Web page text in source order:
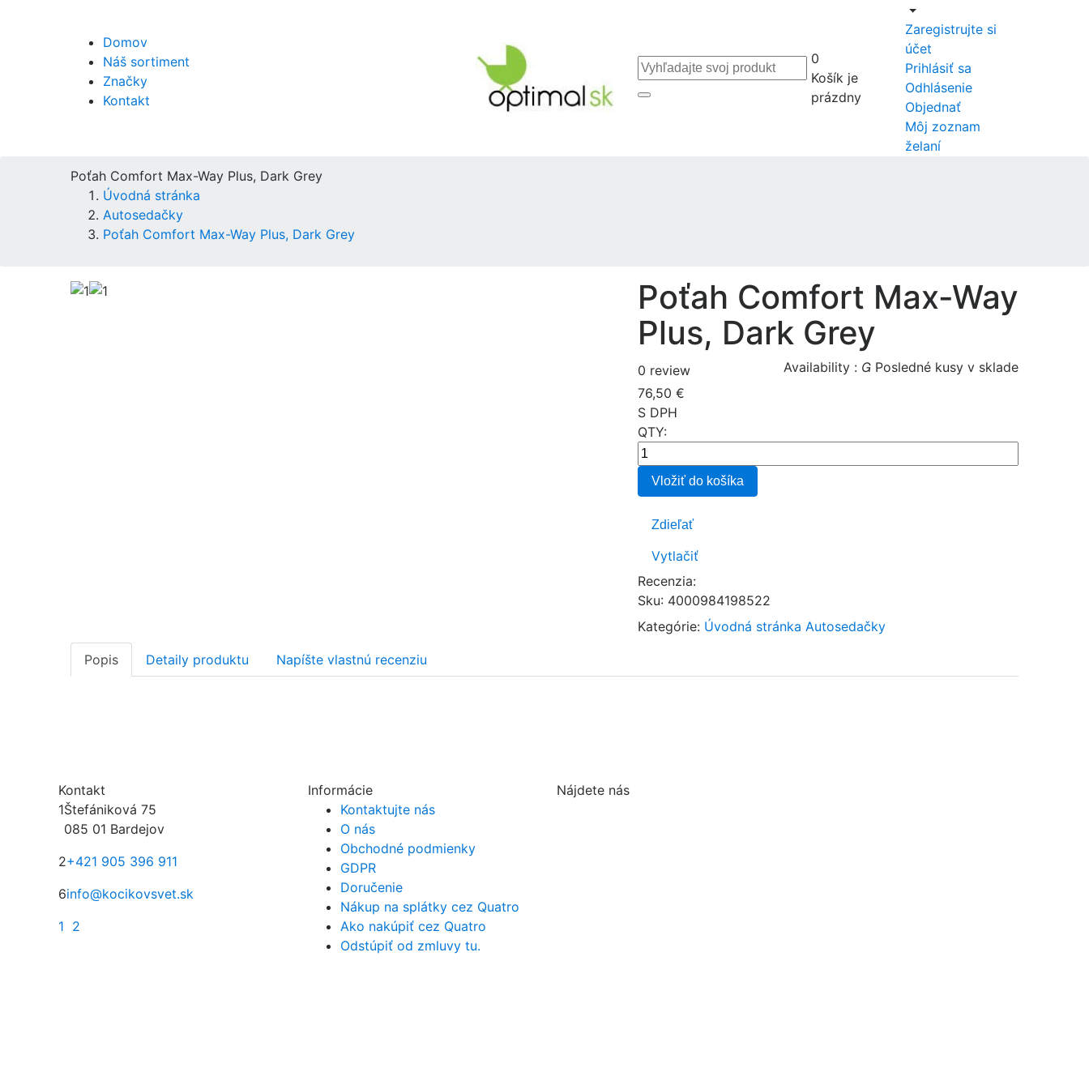
Domov
Náš sortiment
Značky
Kontakt
0
Košík je
prázdny
Zaregistrujte si
účet
Prihlásiť sa
Odhlásenie
Objednať
Môj zoznam
želaní
Poťah Comfort Max-Way Plus, Dark Grey
Úvodná stránka
Autosedačky
Poťah Comfort Max-Way Plus, Dark Grey
Poťah Comfort Max-Way
Plus, Dark Grey
0 review Availability :  Posledné kusy v sklade
76,50 €
S DPH
QTY:
Vložiť do košíka
Zdieľať
Vytlačiť
Recenzia:
Sku: 4000984198522
Kategórie: Úvodná stránka Autosedačky
Popis Detaily produktu Napíšte vlastnú recenziu
Kontakt
1Štefániková 75
085 01 Bardejov
2+421 905 396 911
6info@kocikovsvet.sk
1 2
Informácie
Kontaktujte nás
O nás
Obchodné podmienky
GDPR
Doručenie
Nákup na splátky cez Quatro
Ako nakúpiť cez Quatro
Odstúpiť od zmluvy tu.
Nájdete nás